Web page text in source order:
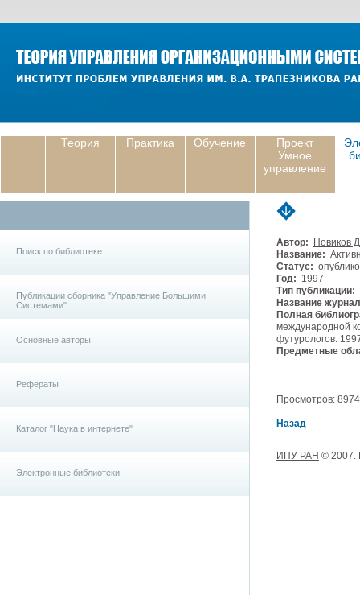
Теория Практика Обучение
Проект
Умное
управление
Поиск по библиотеке
Публикации сборника "Управление Большими
Системами"
Основные авторы
Рефераты
Каталог "Наука в интернете"
Электронные библиотеки
Автор:
Новиков
Название:
Статус:
Год: 1997
Тип публикации:
Название
Полная
международной
футурологов.
Предметные
Просмотров:
Назад
ИПУ РАН © 2007.